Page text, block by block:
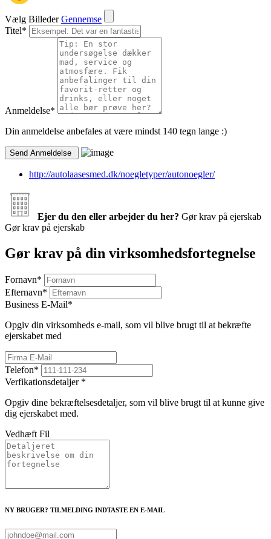
Vælg Billeder Gennemse
Titel*
Anmeldelse*
Din anmeldelse anbefales at være mindst 140 tegn lange :)
http://autolaasesmed.dk/noegletyper/autonoegler/
Ejer du den eller arbejder du her? Gør krav på ejerskab
Gør krav på ejerskab
Gør krav på din virksomhedsfortegnelse
Fornavn*
Efternavn*
Business E-Mail*
Opgiv din virksomheds e-mail, som vil blive brugt til at bekræfte
ejerskabet med
Telefon*
Verfikationsdetaljer *
Opgiv dine bekræftelsesdetaljer, som vil blive brugt til at kunne give
dig ejerskabet med.
Vedhæft Fil
NY BRUGER? TILMELDING INDTASTE EN E-MAIL